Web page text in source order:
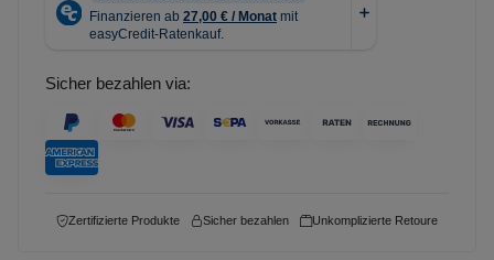
Sicher bezahlen via:
Zertifizierte Produkte Sicher bezahlen Unkomplizierte Retoure